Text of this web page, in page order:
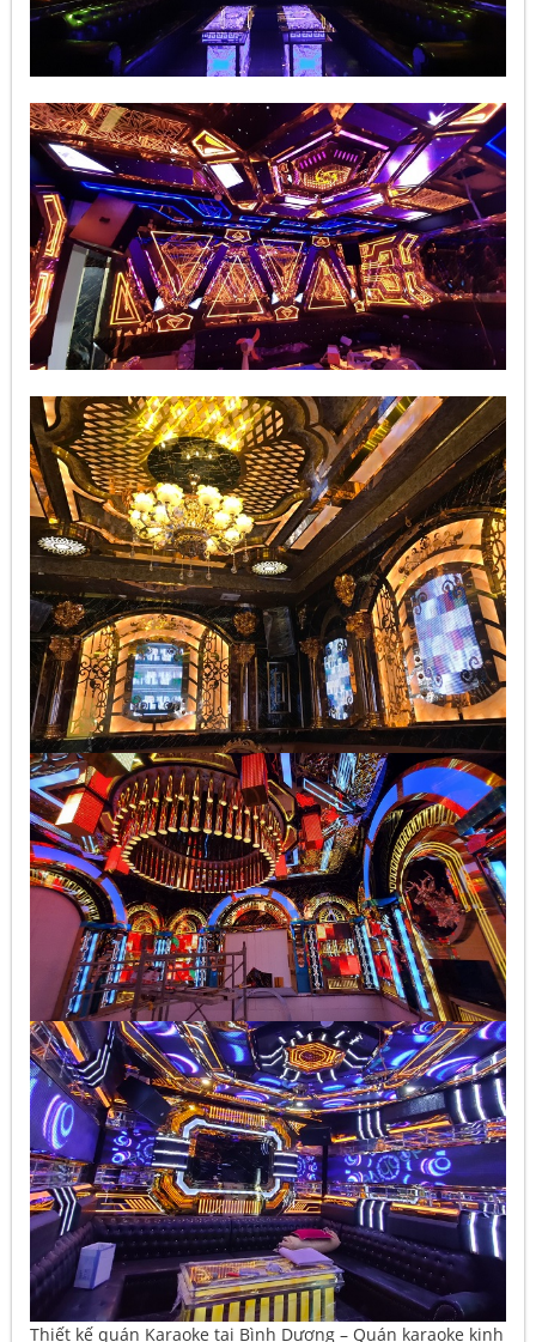
Thiết kế quán Karaoke tại Bình Dương – Quán karaoke kinh